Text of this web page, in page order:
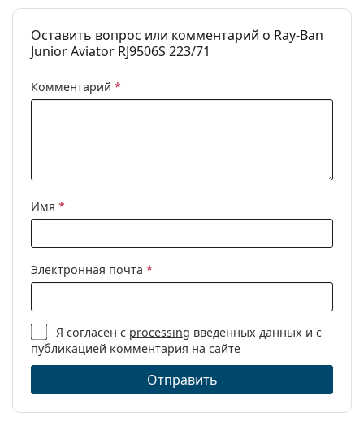
Оставить вопрос или комментарий о Ray-Ban
Junior Aviator RJ9506S 223/71
Комментарий *
Имя *
Электронная почта *
Я согласен с processing введенных данных и с
публикацией комментария на сайте
Отправить